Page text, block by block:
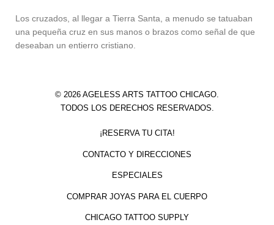
Los cruzados, al llegar a Tierra Santa, a menudo se tatuaban
una pequeña cruz en sus manos o brazos como señal de que
deseaban un entierro cristiano.
© 2026 AGELESS ARTS TATTOO CHICAGO.
TODOS LOS DERECHOS RESERVADOS.
¡RESERVA TU CITA!
CONTACTO Y DIRECCIONES
ESPECIALES
COMPRAR JOYAS PARA EL CUERPO
CHICAGO TATTOO SUPPLY